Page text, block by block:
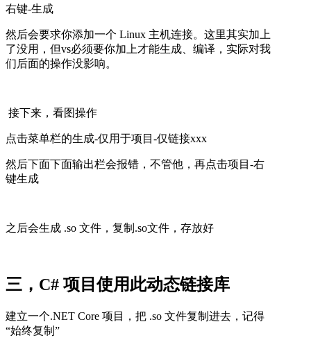
右键-生成
然后会要求你添加一个 Linux 主机连接。这里其实加上
了没用，但vs必须要你加上才能生成、编译，实际对我
们后面的操作没影响。
接下来，看图操作
点击菜单栏的生成-仅用于项目-仅链接xxx
然后下面下面输出栏会报错，不管他，再点击项目-右
键生成
之后会生成 .so 文件，复制.so文件，存放好
三，C# 项目使用此动态链接库
建立一个.NET Core 项目，把 .so 文件复制进去，记得
“始终复制”